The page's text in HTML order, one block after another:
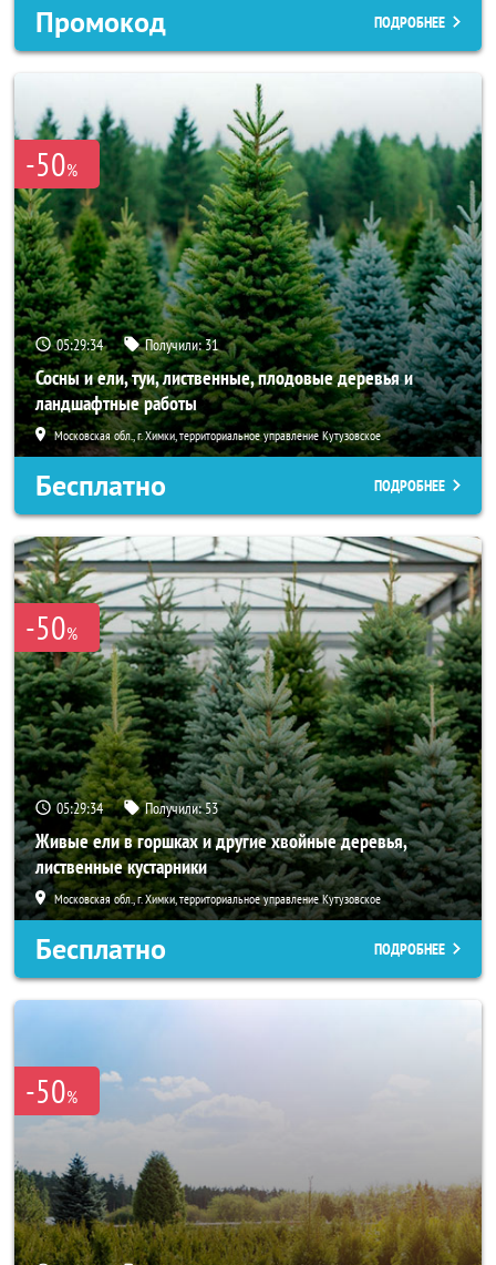
Промокод ПОДРОБНЕЕ
-50%
05:29:32 Получили:31
Сосны и ели, туи, лиственные, плодовые деревья и
ландшафтные работы
Московская обл., г. Химки, территориальное управление Кутузовское
Бесплатно ПОДРОБНЕЕ
-50%
05:29:32 Получили:53
Живые ели в горшках и другие хвойные деревья,
лиственные кустарники
Московская обл., г. Химки, территориальное управление Кутузовское
Бесплатно ПОДРОБНЕЕ
-50%